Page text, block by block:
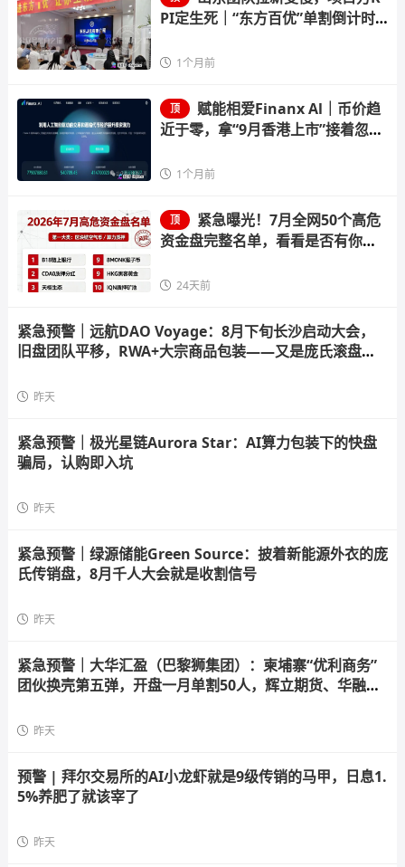
PI定生死｜“东方百优”单割倒计时
1个月前
顶
赋能相爱Finanx Al｜币价趋
近于零，拿“9月香港上市”接着忽悠
1个月前
顶
紧急曝光！7月全网50个高危
资金盘完整名单，看看是否有你正
24天前
紧急预警｜远航DAO Voyage：8月下旬长沙启动大会，
旧盘团队平移，RWA+大宗商品包装——又是庞氏滚盘的
昨天
紧急预警｜极光星链Aurora Star：AI算力包装下的快盘
骗局，认购即入坑
昨天
紧急预警｜绿源储能Green Source：披着新能源外衣的庞
氏传销盘，8月千人大会就是收割信号
昨天
紧急预警｜大华汇盈（巴黎狮集团）：柬埔寨“优利商务”
团伙换壳第五弹，开盘一月单割50人，辉立期货、华融共
昨天
预警 | 拜尔交易所的AI小龙虾就是9级传销的马甲，日息1.
5%养肥了就该宰了
昨天